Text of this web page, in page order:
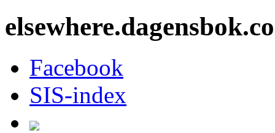
Facebook
SIS-index